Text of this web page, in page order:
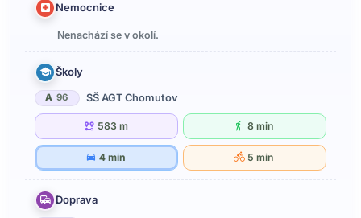
Nemocnice
Nenachází se v okolí.
Školy
A 96 SŠ AGT Chomutov
583 m 8 min
4 min 5 min
Doprava